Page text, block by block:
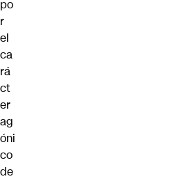
po
r
el
ca
rá
ct
er
ag
óni
co
de